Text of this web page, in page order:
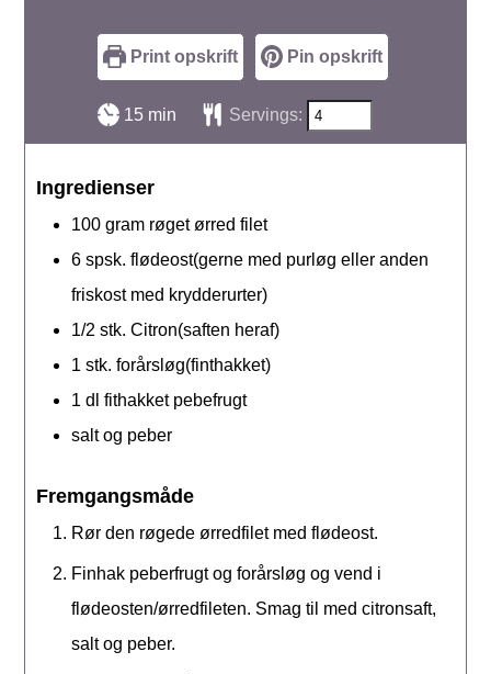
Print opskrift Pin opskrift
15minutter
min Servings:
Ingredienser
100 gram røget ørred filet
6 spsk. flødeost(gerne med purløg eller anden
friskost med krydderurter)
1/2 stk.Citron(saften heraf)
1 stk. forårsløg(finthakket)
1 dl
fithakket pebefrugt
salt og peber
Fremgangsmåde
Rør den røgede ørredfilet med flødeost.
Finhak peberfrugt og forårsløg og vend i
flødeosten/ørredfileten. Smag til med citronsaft,
salt og peber.